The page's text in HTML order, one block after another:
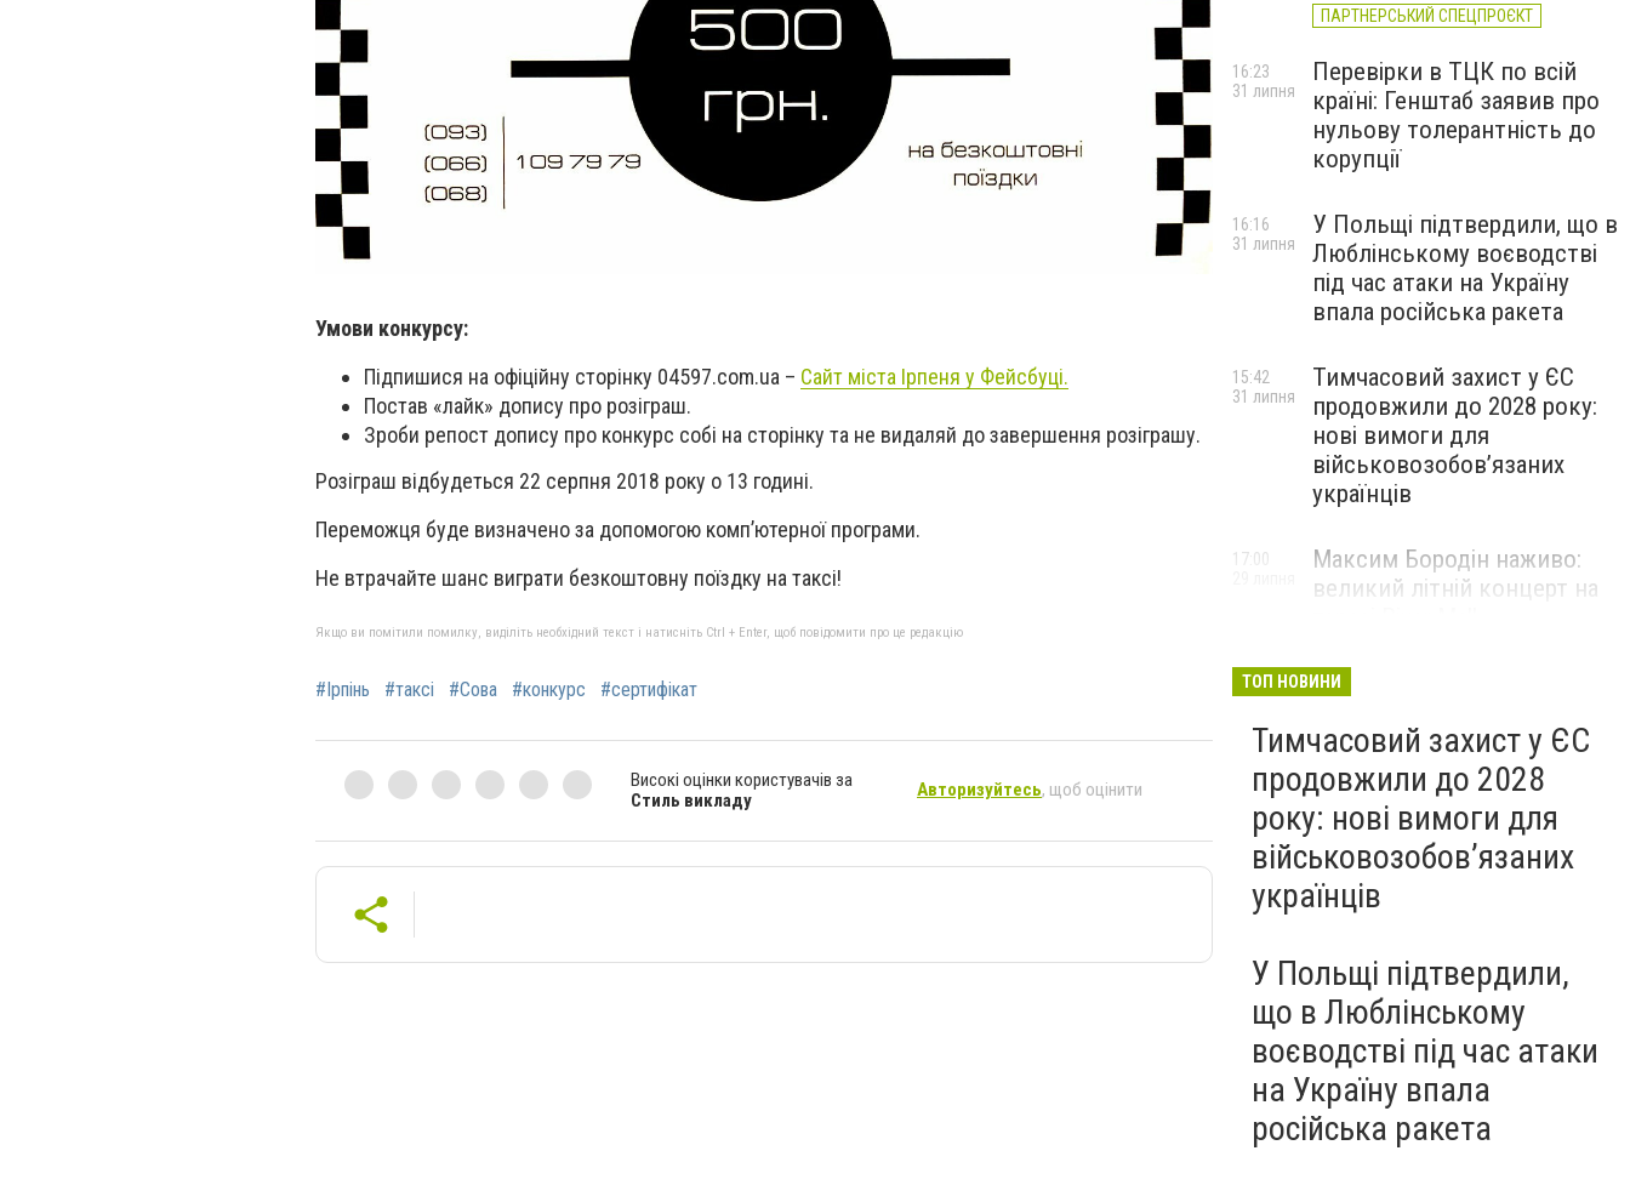
Умови конкурсу:
Підпишися на офiцiйну сторiнку 04597.com.ua – Сайт міста Ірпеня у Фейсбуці.
Постав «лайк» допису про розіграш.
Зроби репост допису про конкурс собі на сторінку та не видаляй до завершення розіграшу.
Розіграш відбудеться 22 серпня 2018 року о 13 годині.
Переможця буде визначено за допомогою комп’ютерної програми.
Не втрачайте шанс виграти безкоштовну поїздку на таксі!
Якщо ви помітили помилку, виділіть необхідний текст і натисніть Ctrl + Enter, щоб повідомити про це редакцію
#Ірпінь #таксі #Сова #конкурс #сертифікат
Високі оцінки користувачів за
Стиль викладу
Авторизуйтесь, щоб оцінити
ПАРТНЕРСЬКИЙ СПЕЦПРОЄКТ
Перевірки в ТЦК по всій
країні: Генштаб заявив про
нульову толерантність до
корупції
16:23
31 липня
У Польщі підтвердили, що в
Люблінському воєводстві
під час атаки на Україну
впала російська ракета
16:16
31 липня
Тимчасовий захист у ЄС
продовжили до 2028 року:
нові вимоги для
військовозобов’язаних
українців
15:42
31 липня
Максим Бородін наживо:
великий літній концерт на
17:00
ТОП НОВИНИ
Тимчасовий захист у ЄС
продовжили до 2028
року: нові вимоги для
військовозобов’язаних
українців
У Польщі підтвердили,
що в Люблінському
воєводстві під час атаки
на Україну впала
російська ракета